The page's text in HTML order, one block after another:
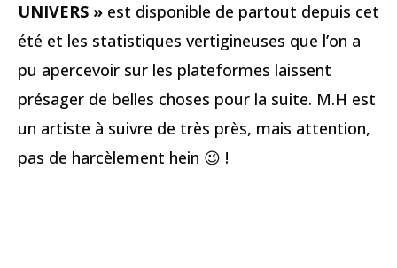
UNIVERS » est disponible de partout depuis cet
été et les statistiques vertigineuses que l’on a
pu apercevoir sur les plateformes laissent
présager de belles choses pour la suite. M.H est
un artiste à suivre de très près, mais attention,
pas de harcèlement hein 😉 !